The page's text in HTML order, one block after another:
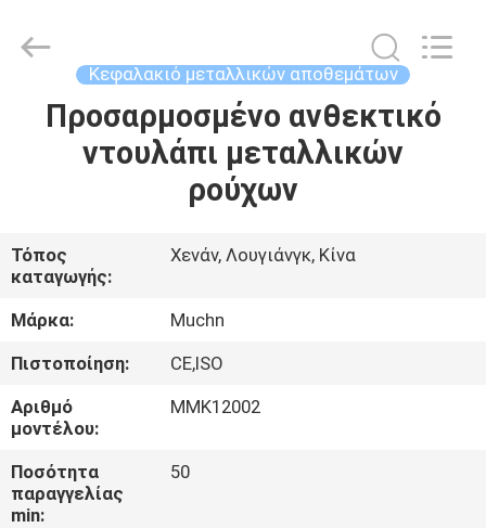
ΣΠΊΤΙ
ΠΕΡΊΠΟΥ
ΕΜΕΊΣ
ΓΎΡΟΣ
ΕΡΓΟΣΤΑΣΊΩΝ
ΠΟΙΟΤΙΚΌΣ
ΈΛΕΓΧΟΣ
Rights
Κεφαλακιό μεταλλικών αποθεμάτων
Προσαρμοσμένο ανθεκτικό
ντουλάπι μεταλλικών
ρούχων
Τόπος
καταγωγής:
Χενάν, Λουγιάνγκ, Κίνα
Μάρκα:
Muchn
Πιστοποίηση:
CE,ISO
Αριθμό
μοντέλου:
ΜΜΚ12002
Ποσότητα
παραγγελίας
min:
50